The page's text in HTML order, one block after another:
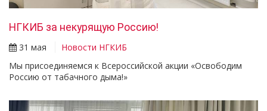
НГКИБ за некурящую Россию!
31 мая
Новости НГКИБ
Мы присоединяемся к Всероссийской акции «Освободим
Россию от табачного дыма!»